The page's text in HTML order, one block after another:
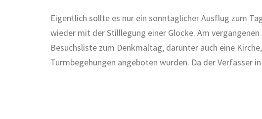
Eigentlich sollte es nur ein sonntäglicher Ausflug zum
wieder mit der Stilllegung einer Glocke. Am
Besuchsliste zum Denkmaltag, darunter auch eine
Turmbegehungen angeboten wurden. Da der Verfasser